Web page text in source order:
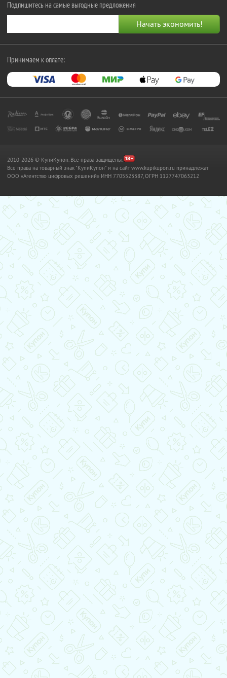
Подпишитесь на самые выгодные предложения
Принимаем к оплате:
2010-2026 © КупиКупон. Все права защищены.
Все права на товарный знак "КупиКупон" и на сайт www.kupikupon.ru принадлежат
OOO «Агентство цифровых решений» ИНН 7705523387, ОГРН 1127747063212